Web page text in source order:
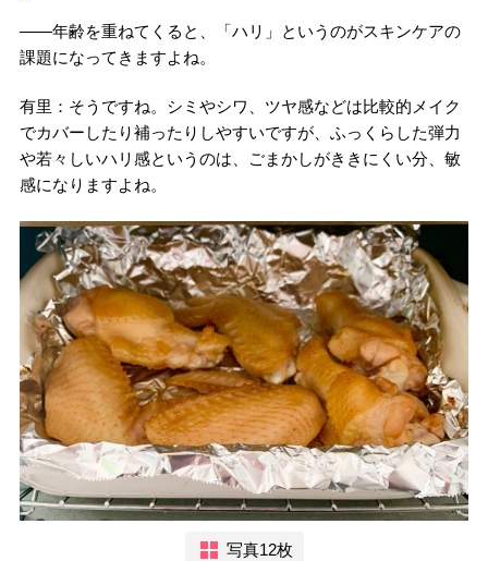
――年齢を重ねてくると、「ハリ」というのがスキンケアの
課題になってきますよね。
有里：そうですね。シミやシワ、ツヤ感などは比較的メイク
でカバーしたり補ったりしやすいですが、ふっくらした弾力
や若々しいハリ感というのは、ごまかしがききにくい分、敏
感になりますよね。
写真12枚